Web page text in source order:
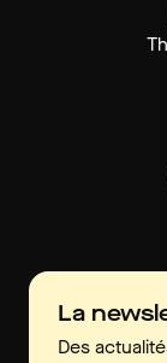
La
Des